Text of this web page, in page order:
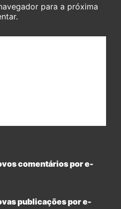
para a próxima
comentários por e-
publicações por e-